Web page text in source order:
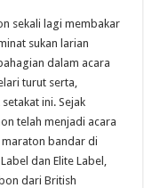
sekali lagi membakar
sukan larian
dalam acara
turut serta,
ini. Sejak
telah menjadi acara
bandar di
dan Elite Label,
dari British